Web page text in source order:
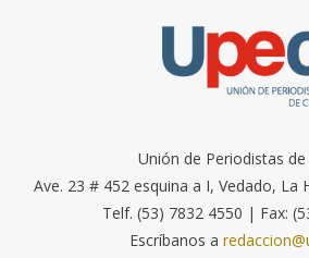
Unión de Periodistas de
Ave. 23 # 452 esquina a I, Vedado, La
Telf. (53) 7832 4550 | Fax:
Escríbanos a